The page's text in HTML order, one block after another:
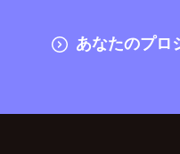
あなたのプロ